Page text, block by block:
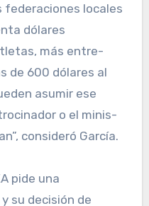
federaciones locales
dólares
más entre­
de 600 dólares al
asu­mir ese
o el minis­
consideró García.
pide una
su decisión de